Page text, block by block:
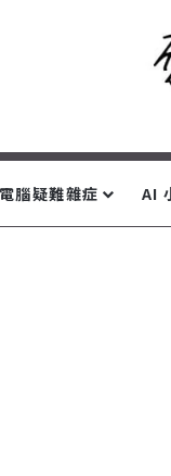
電腦疑難雜症 AI